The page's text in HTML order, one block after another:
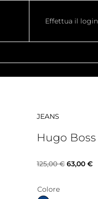
Effettua il login
JEANS
Hugo Boss
125,00€ Il
63,00€Il
Colore